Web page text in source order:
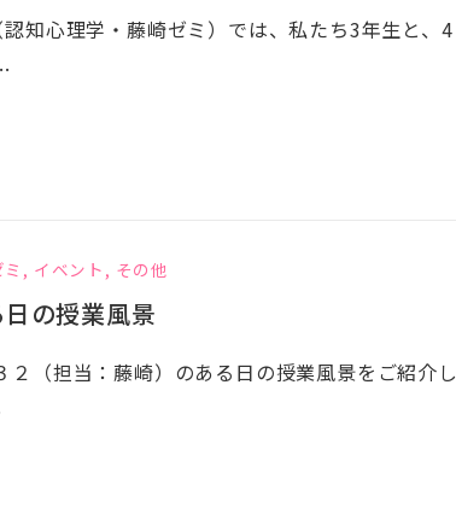
知心理学・藤崎ゼミ）では、私たち3年生と、4
, イベント , その他
の授業風景
２（担当：藤崎）のある日の授業風景をご紹介し